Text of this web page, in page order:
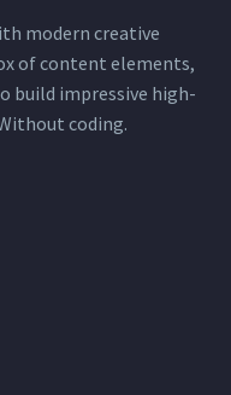
modern creative
of content elements,
build impressive high-
coding.